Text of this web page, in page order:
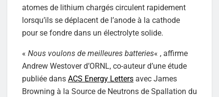
atomes de lithium chargés circulent rapidement
lorsqu’ils se déplacent de l’anode à la cathode
pour se fondre dans un électrolyte solide.
« Nous voulons de meilleures batteries« , affirme
Andrew Westover d’ORNL, co-auteur d’une étude
publiée dans ACS Energy Letters avec James
Browning à la Source de Neutrons de Spallation du